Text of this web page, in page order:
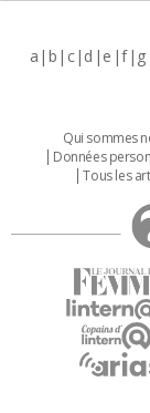
a b c d e f g
Qui sommes
Données
Tous les